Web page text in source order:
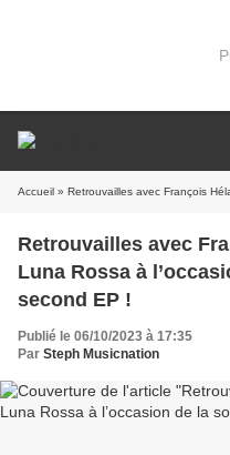
Accueil » Retrouvailles avec François Hélas au
Retrouvailles avec
Luna Rossa à
second EP !
Publié le 06/10/2023 à 17:35
Par Steph Musicnation